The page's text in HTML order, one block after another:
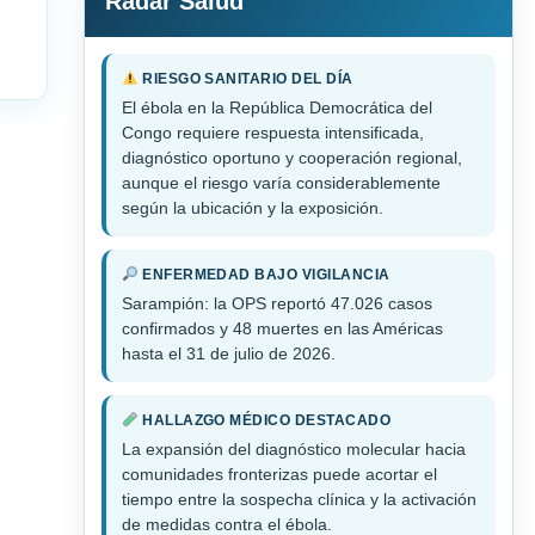
RIESGO SANITARIO DEL DÍA
El ébola en la República Democrática del
Congo requiere respuesta intensificada,
diagnóstico oportuno y cooperación regional,
aunque el riesgo varía considerablemente
según la ubicación y la exposición.
ENFERMEDAD BAJO VIGILANCIA
Sarampión: la OPS reportó 47.026 casos
confirmados y 48 muertes en las Américas
hasta el 31 de julio de 2026.
HALLAZGO MÉDICO DESTACADO
La expansión del diagnóstico molecular hacia
comunidades fronterizas puede acortar el
tiempo entre la sospecha clínica y la activación
de medidas contra el ébola.